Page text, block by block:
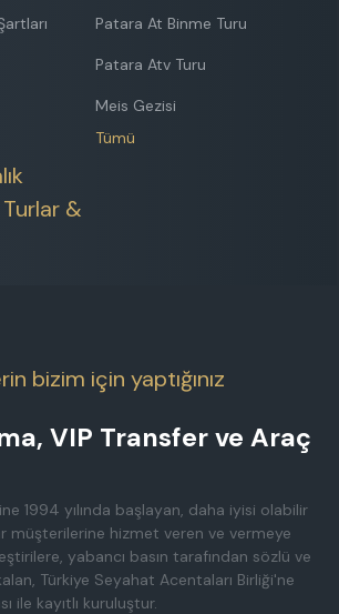
Patara At Binme Turu
Patara Atv Turu
Meis Gezisi
Tümü
&
bizim için yaptığınız
VIP Transfer ve Araç
1994 yılında başlayan, daha iyisi olabilir
müşterilerine hizmet veren ve vermeye
yabancı basın tarafından sözlü ve
Türkiye Seyahat Acentaları Birliği'ne
ile kayıtlı kuruluştur.